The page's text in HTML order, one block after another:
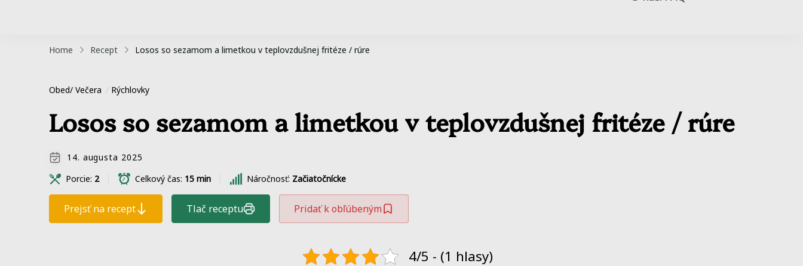
Home Recept Losos so sezamom a limetkou v teplovzdušnej fritéze / rúre
Obed/ Večera Rýchlovky
Losos so sezamom a limetkou v teplovzdušnej fritéze / rúre
14. augusta 2025
Porcie: 2 Celkový čas: 15 min Náročnosť: Začiatočnícke
Prejsť na recept Tlač receptu Pridať k obľúbeným
4/5 - (1 hlasy)